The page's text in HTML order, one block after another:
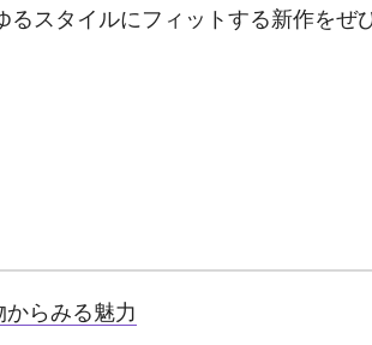
スタイルにフィットする新作をぜ
からみる魅力